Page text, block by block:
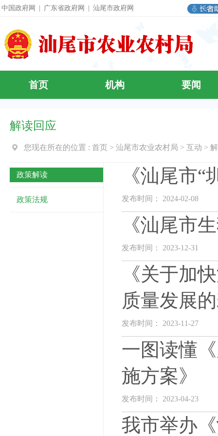
中国政府网 广东省政府网 汕尾市政府网
首页 机构 要闻
解读回应
您现在所在的位置 : 首页 > 汕尾市农业农村局 > 互动 >
政策解读
政策法规
《汕尾市
发布时间： 2024-02-08
《汕尾市
发布时间： 2023-12-31
《关于加
质量发展
发布时间： 2023-11-27
一图读懂
施方案》
发布时间： 2023-04-23
我市举办